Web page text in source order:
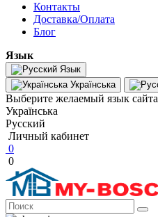
Контакты
Доставка/Оплата
Блог
Язык
Язык
Українська
Выберите желаемый язык сайта
Українська
Русский
Личный кабинет
0
0